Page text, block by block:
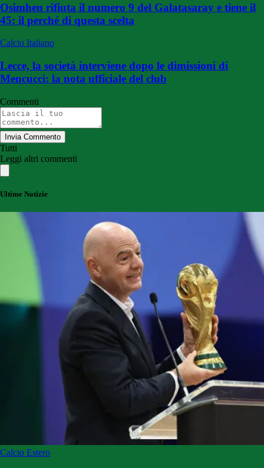
Osimhen rifiuta il numero 9 del Galatasaray e tiene il
45: il perché di questa scelta
Calcio Italiano
Lecce, la società interviene dopo le dimissioni di
Mencucci: la nota ufficiale del club
Commenti
Invia Commento
Tutti
Leggi altri commenti
Ultime Notizie
Calcio Estero